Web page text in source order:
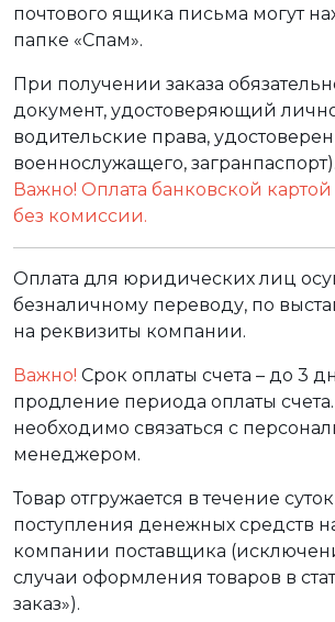
почтового ящика письма могут
папке «Спам».
При получении заказа
документ, удостоверяющий
водительские права,
военнослужащего, загранпаспорт).
Важно! Оплата банковской
без комиссии.
Оплата для юридических лиц
безналичному переводу, по
на реквизиты компании.
Важно! Срок оплаты счета – до 3
продление периода оплаты счета.
необходимо связаться с
менеджером.
Товар отгружается в течение
поступления денежных средств
компании поставщика
случаи оформления товаров в
заказ»).